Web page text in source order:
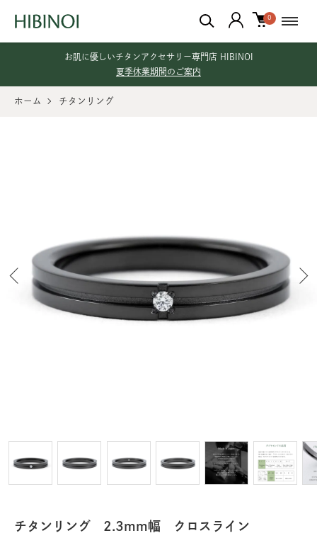
お肌に優しいチタンアクセサリー専門店 HIBINOI
夏季休業期間のご案内
0
ホーム チタンリング
チタンリング 2.3mm幅 クロスライン